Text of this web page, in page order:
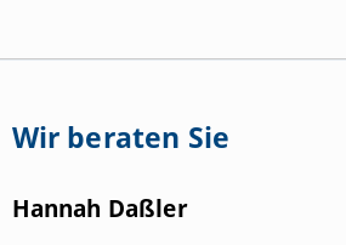
Wir beraten Sie
Hannah Daßler